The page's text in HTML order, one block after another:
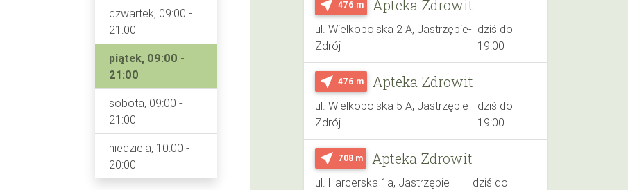
near_me 476 m Apteka Zdrowit
ul. Wielkopolska 2 A, Jastrzębie-
Zdrój
dziś do
19:00
near_me 476 m Apteka Zdrowit
ul. Wielkopolska 5 A, Jastrzębie-
Zdrój
dziś do
19:00
near_me 708 m Apteka Zdrowit
ul. Harcerska 1a, Jastrzębie
dziś do
czwartek, 09:00 -
21:00
piątek, 09:00 -
21:00
sobota, 09:00 -
21:00
niedziela, 10:00 -
20:00